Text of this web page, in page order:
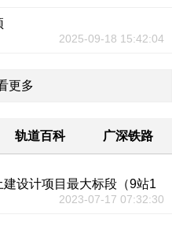
2025-09-18 15:42:04
更多
轨道百科 广深铁路
设计项目最大标段（9站1
2023-07-17 07:32:30